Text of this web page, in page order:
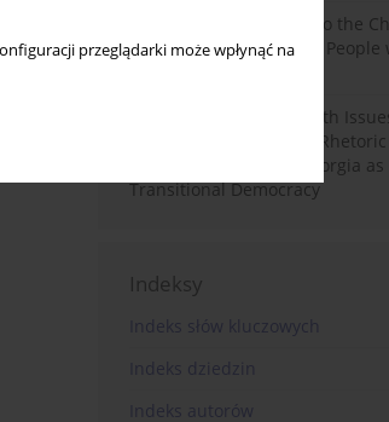
przeglądarki może wpłynąć na
Bibliometric Insights into the
and Needs of Homeless
The Politicisation of Youth
Programmes: Symbolic
Priority? The Case of Georgia as
Transitional Democracy
Indeksy
Indeks słów kluczowych
Indeks dziedzin
Indeks autorów